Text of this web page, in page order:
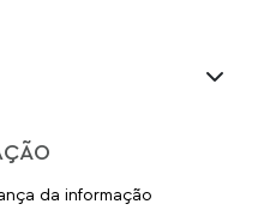
da informação